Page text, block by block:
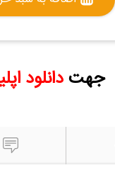
جهتدانلود